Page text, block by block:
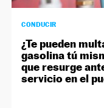
CONDUCIR
¿Te pueden
gasolina tú
que resurge
servicio en el